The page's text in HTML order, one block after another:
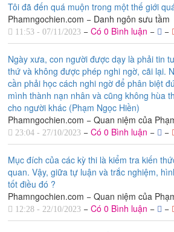
Tôi đã đến quá muộn trong một thế giới
Phamngochien.com − Danh ngôn sưu tầm
11:53 - 07/11/2023 − Có 0 Bình luận − −
Ngày xưa, con người được dạy là phải tin
thứ và không được phép nghi ngờ, cãi lại.
cần phải học cách nghi ngờ để phân biệt
mình thành nạn nhân và cũng không hùa
cho người khác (Phạm Ngọc Hiền)
Phamngochien.com − Quan niệm của
23:04 - 27/10/2023 − Có 0 Bình luận − −
Mục đích của các kỳ thi là kiểm tra kiến
quan. Vậy, giữa tự luận và trắc nghiệm,
tốt điều đó ?
Phamngochien.com − Quan niệm của
12:28 - 22/10/2023 − Có 0 Bình luận − −